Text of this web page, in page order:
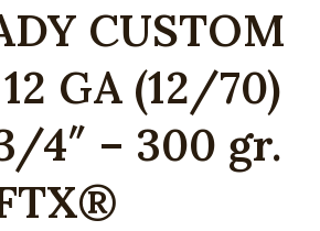
CUSTOM
GA (12/70)
4″ – 300 gr.